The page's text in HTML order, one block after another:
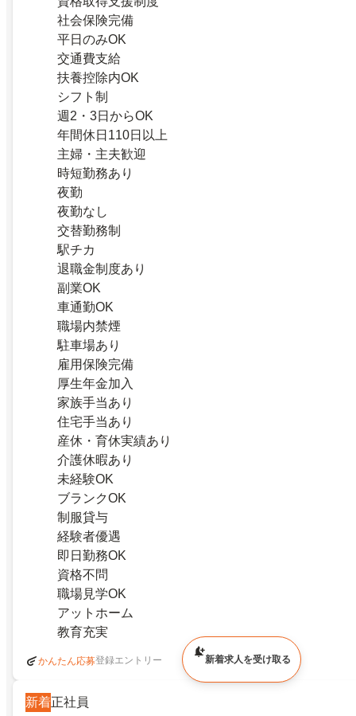
社会保険完備
平日のみOK
交通費支給
扶養控除内OK
シフト制
週2・3日からOK
年間休日110日以上
主婦・主夫歓迎
時短勤務あり
夜勤
夜勤なし
交替勤務制
駅チカ
退職金制度あり
副業OK
車通勤OK
職場内禁煙
駐車場あり
雇用保険完備
厚生年金加入
家族手当あり
住宅手当あり
産休・育休実績あり
介護休暇あり
未経験OK
ブランクOK
制服貸与
経験者優遇
即日勤務OK
資格不問
職場見学OK
アットホーム
教育充実
かんたん応募登録エントリー
新着正社員
新着求人を受け取る